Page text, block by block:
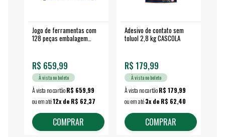
Jogo de ferramentas com
128 peças embalagem
R$ 659,99
À vista no boleto
À vista no cartãoR$ 659,99
ou em até12x de R$ 62,37
COMPRAR
Adesivo de contato sem
toluol 2,8 kg CASCOLA
R$ 179,99
À vista no boleto
À vista no cartãoR$ 179,99
ou em até3x de R$ 62,40
COMPRAR